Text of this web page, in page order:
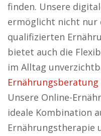
finden. Unsere
ermöglicht nicht nur
qualifizierten
bietet auch die
im Alltag
Ernährungsberatung
Unsere Online-
ideale Kombination
Ernährungstherapie